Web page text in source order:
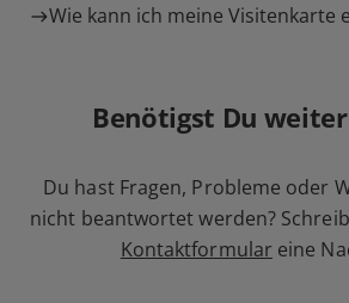
Wie kann ich meine Visitenkarte
Benötigst Du
Du hast Fragen, Probleme oder
nicht beantwortet werden?
Kontaktformular eine